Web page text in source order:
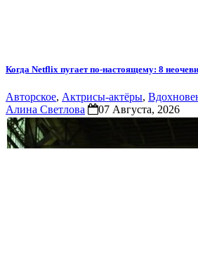
Когда Netflix пугает по-настоящему: 8
Авторское, Актрисы-актёры,
Алина Светлова
07 Августа, 2026